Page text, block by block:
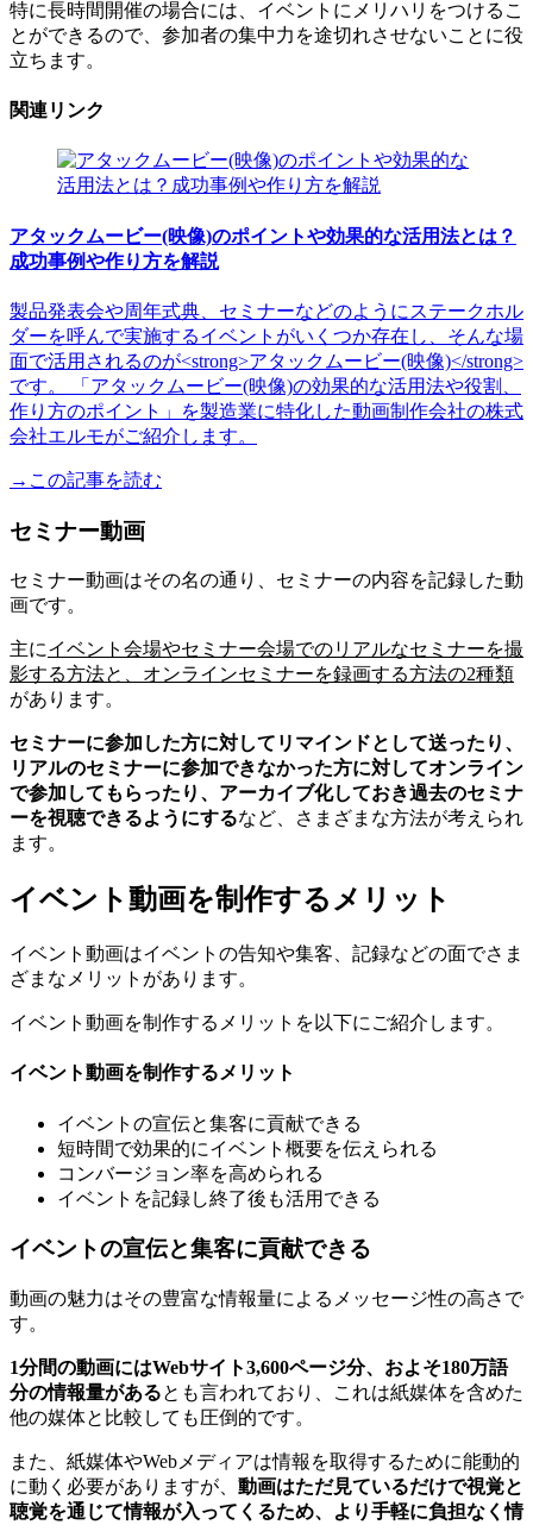
特に長時間開催の場合には、イベントにメリハリをつけるこ
とができるので、参加者の集中力を途切れさせないことに役
立ちます。
関連リンク
アタックムービー(映像)のポイントや効果的な活用法とは？
成功事例や作り方を解説
製品発表会や周年式典、セミナーなどのようにステークホル
ダーを呼んで実施するイベントがいくつか存在し、そんな場
面で活用されるのが<strong>アタックムービー(映像)</strong>
です。 「アタックムービー(映像)の効果的な活用法や役割、
作り方のポイント」を製造業に特化した動画制作会社の株式
会社エルモがご紹介します。
→この記事を読む
セミナー動画
セミナー動画はその名の通り、セミナーの内容を記録した動
画です。
主にイベント会場やセミナー会場でのリアルなセミナーを撮
影する方法と、オンラインセミナーを録画する方法の2種類
があります。
セミナーに参加した方に対してリマインドとして送ったり、
リアルのセミナーに参加できなかった方に対してオンライン
で参加してもらったり、アーカイブ化しておき過去のセミナ
ーを視聴できるようにするなど、さまざまな方法が考えられ
ます。
イベント動画を制作するメリット
イベント動画はイベントの告知や集客、記録などの面でさま
ざまなメリットがあります。
イベント動画を制作するメリットを以下にご紹介します。
イベント動画を制作するメリット
イベントの宣伝と集客に貢献できる
短時間で効果的にイベント概要を伝えられる
コンバージョン率を高められる
イベントを記録し終了後も活用できる
イベントの宣伝と集客に貢献できる
動画の魅力はその豊富な情報量によるメッセージ性の高さで
す。
1分間の動画にはWebサイト3,600ページ分、およそ180万語
分の情報量があるとも言われており、これは紙媒体を含めた
他の媒体と比較しても圧倒的です。
また、紙媒体やWebメディアは情報を取得するために能動的
に動く必要がありますが、 動画はただ見ているだけで視覚と
聴覚を通じて情報が入ってくるため、より手軽に負担なく情